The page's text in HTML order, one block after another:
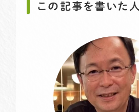
この記事を書いた人